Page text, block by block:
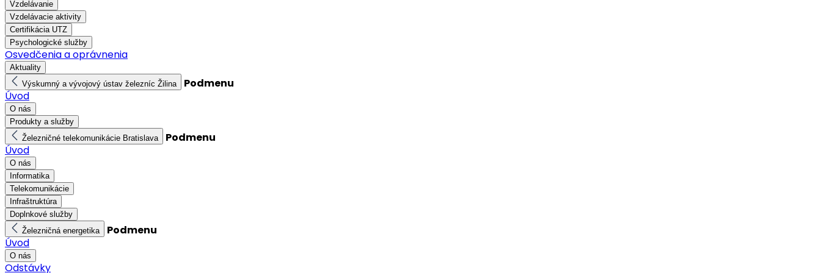
Vzdelávanie
Vzdelávacie aktivity
Certifikácia UTZ
Psychologické služby
Osvedčenia a oprávnenia
Aktuality
Výskumný a vývojový ústav železníc Žilina
Podmenu
Úvod
O nás
Produkty a služby
Železničné telekomunikácie Bratislava
Podmenu
Úvod
O nás
Informatika
Telekomunikácie
Infraštruktúra
Doplnkové služby
Železničná energetika
Podmenu
Úvod
O nás
Odstávky